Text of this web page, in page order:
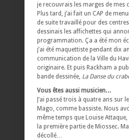
je recouvrais les marges de mes
Plus tard, j’ai fait un CAP de
de suite travaillé pour des
dessinais les affichettes qui
programmation. Ça a été mon
j’ai été maquettiste pendant dix
communication de la Ville du
originaire. Et puis Rackham a
bande dessinée, La Danse du
Vous êtes aussi musicien…
J’ai passé trois à quatre ans sur
Mago, comme bassiste. Nous
même temps que Louise
la première partie de Miossec.
décollé…